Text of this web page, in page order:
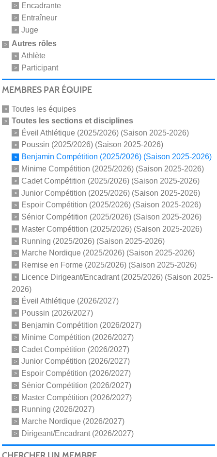
Encadrante
Entraîneur
Juge
Autres rôles
Athlète
Participant
MEMBRES PAR ÉQUIPE
Toutes les équipes
Toutes les sections et disciplines
Éveil Athlétique (2025/2026) (Saison 2025-2026)
Poussin (2025/2026) (Saison 2025-2026)
Benjamin Compétition (2025/2026) (Saison 2025-2026)
Minime Compétition (2025/2026) (Saison 2025-2026)
Cadet Compétition (2025/2026) (Saison 2025-2026)
Junior Compétition (2025/2026) (Saison 2025-2026)
Espoir Compétition (2025/2026) (Saison 2025-2026)
Sénior Compétition (2025/2026) (Saison 2025-2026)
Master Compétition (2025/2026) (Saison 2025-2026)
Running (2025/2026) (Saison 2025-2026)
Marche Nordique (2025/2026) (Saison 2025-2026)
Remise en Forme (2025/2026) (Saison 2025-2026)
Licence Dirigeant/Encadrant (2025/2026) (Saison 2025-
2026)
Éveil Athlétique (2026/2027)
Poussin (2026/2027)
Benjamin Compétition (2026/2027)
Minime Compétition (2026/2027)
Cadet Compétition (2026/2027)
Junior Compétition (2026/2027)
Espoir Compétition (2026/2027)
Sénior Compétition (2026/2027)
Master Compétition (2026/2027)
Running (2026/2027)
Marche Nordique (2026/2027)
Dirigeant/Encadrant (2026/2027)